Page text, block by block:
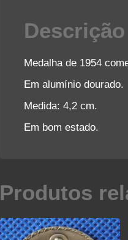
Descrição
Medalha de 1954
Em alumínio dourado.
Medida: 4,2 cm.
Em bom estado.
Produtos